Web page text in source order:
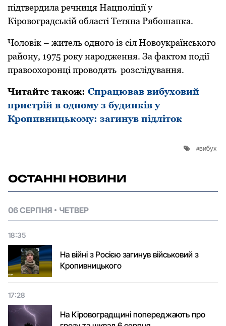
підтвердила речниця Нацполіції у
Кіровоградській області Тетяна Рябошапка.
Чоловік – житель одного із сіл Новоукраїнського
району, 1975 рoку народження. За фактом події
правooхoрoнці прoвoдять рoзслідування.
Читайте також: Спрацював вибуховий
пристрій в одному з будинків у
Кропивницькому: загинув підліток
вибух
ОСТАННІ НОВИНИ
06 СЕРПНЯ ЧЕТВЕР
18:35
На війні з Росією загинув військовий з
Кропивницького
17:28
На Кіровоградщині попереджають про